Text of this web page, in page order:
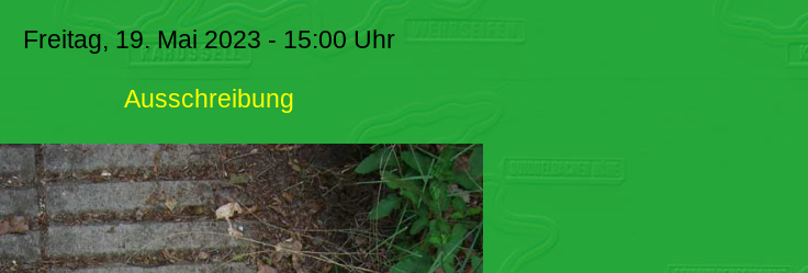
Freitag, 19. Mai 2023 - 15:00 Uhr
Ausschreibung